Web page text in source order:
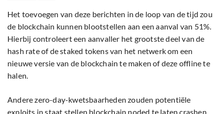
Het toevoegen van deze berichten in de loop van de tijd zou
de blockchain kunnen blootstellen aan een aanval van 51%.
Hierbij controleert een aanvaller het grootste deel van de
hash rate of de staked tokens van het netwerk om een
nieuwe versie van de blockchain te maken of deze offline te
halen.
Andere zero-day-kwetsbaarheden zouden potentiële
exploits in staat stellen blockchain noded te laten crashen